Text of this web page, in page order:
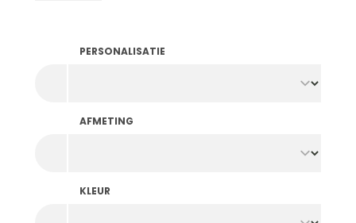
consumptiemunten ook
aanbodgepersonaliseerde bioafbreekbare
PERSONALISATIE
AFMETING
KLEUR